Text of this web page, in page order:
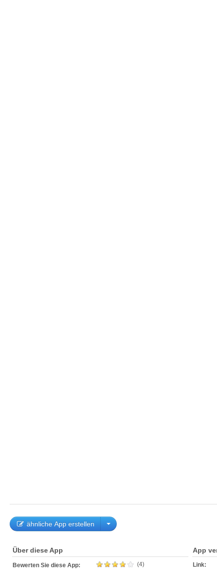
ähnliche App erstellen
Über diese App
Bewerten Sie diese App: (4)
App
Link: